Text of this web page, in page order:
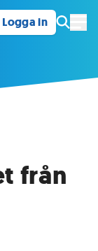
Logga in
från